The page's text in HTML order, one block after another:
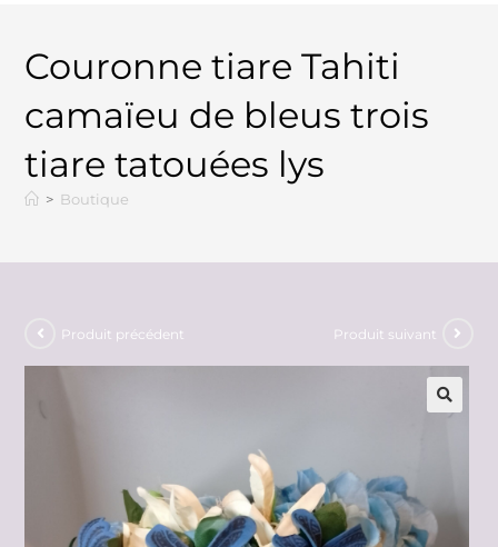
Couronne tiare Tahiti
camaïeu de bleus trois
tiare tatouées lys
> Boutique
Produit précédent Produit suivant